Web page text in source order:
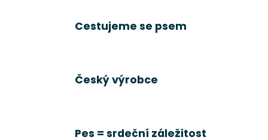
Cestujeme se psem
Český výrobce
Pes = srdeční záležitost